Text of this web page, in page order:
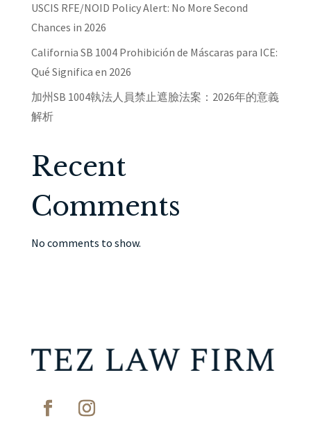
USCIS RFE/NOID Policy Alert: No More Second
Chances in 2026
California SB 1004 Prohibición de Máscaras para ICE:
Qué Significa en 2026
加州SB 1004執法人員禁止遮臉法案：2026年的意義
解析
Recent
Comments
No comments to show.